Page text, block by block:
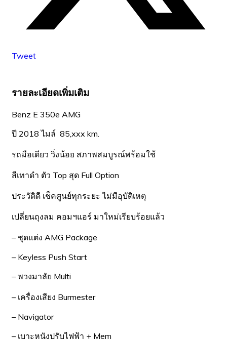
Tweet
รายละเอียดเพิ่มเติม
Benz E 350e AMG
ปี 2018 ไมล์ 85,xxx km.
รถมือเดียว วิ่งน้อย สภาพสมบูรณ์พร้อมใช้
สีเทาดำ ตัว Top สุด Full Option
ประวัติดี เช็คศูนย์ทุกระยะ ไม่มีอุบัติเหตุ
เปลี่ยนถุงลม คอมฯแอร์ มาใหม่เรียบร้อยแล้ว
– ชุดแต่ง AMG Package
– Keyless Push Start
– พวงมาลัย Multi
– เครื่องเสียง Burmester
– Navigator
– เบาะหนังปรับไฟฟ้า + Mem